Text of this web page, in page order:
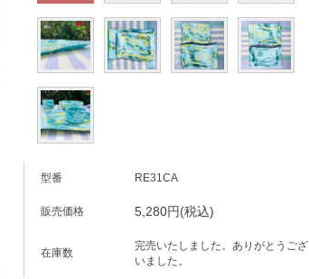
型番 RE31CA
販売価格 5,280円(税込)
在庫数
完売いたしました。ありがとうござ
いました。